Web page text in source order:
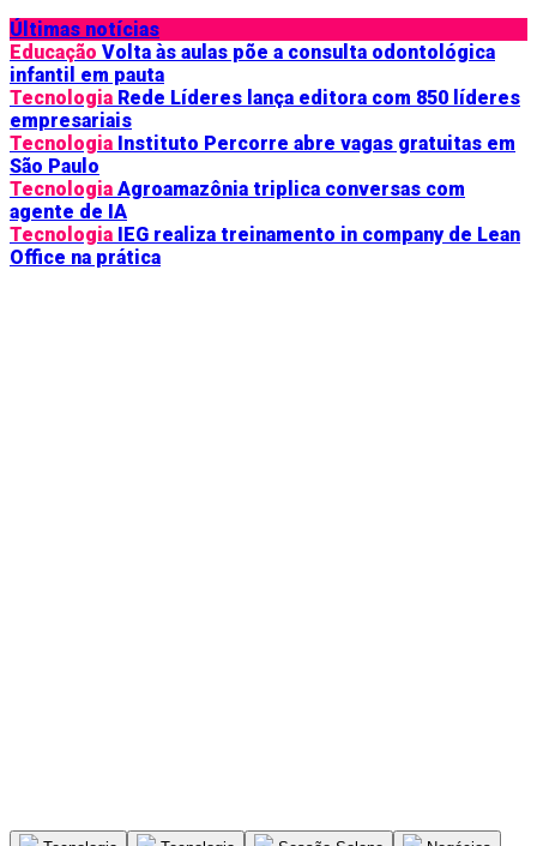
Últimas notícias
Educação Volta às aulas põe a consulta odontológica
infantil em pauta
Tecnologia Rede Líderes lança editora com 850 líderes
empresariais
Tecnologia Instituto Percorre abre vagas gratuitas em
São Paulo
Tecnologia Agroamazônia triplica conversas com
agente de IA
Tecnologia IEG realiza treinamento in company de Lean
Office na prática